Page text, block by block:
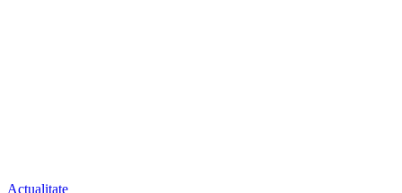
Actualitate